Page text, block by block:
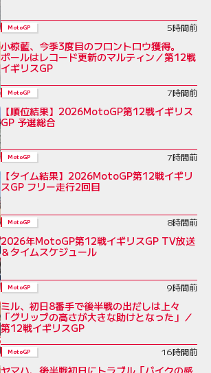
MotoGP 5時間前
小椋藍、今季3度目のフロントロウ獲得。
ポールはレコード更新のマルティン／第12戦
イギリスGP
MotoGP 7時間前
【順位結果】2026MotoGP第12戦イギリス
GP 予選総合
MotoGP 7時間前
【タイム結果】2026MotoGP第12戦イギリ
スGP フリー走行2回目
MotoGP 8時間前
2026年MotoGP第12戦イギリスGP TV放送
＆タイムスケジュール
MotoGP 9時間前
ミル、初日8番手で後半戦の出だしは上々
「グリップの高さが大きな助けとなった」／
第12戦イギリスGP
MotoGP 16時間前